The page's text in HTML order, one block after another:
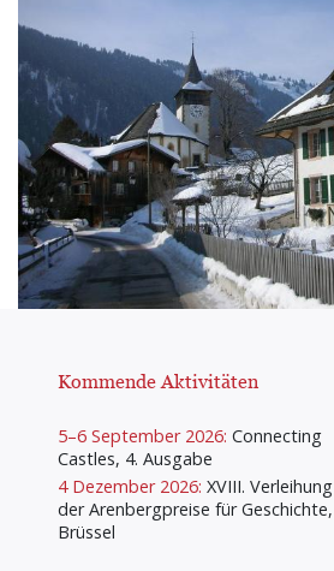
Kommende Aktivitäten
5–6 September 2026: Connecting
Castles, 4. Ausgabe
4 Dezember 2026: XVIII. Verleihung
der Arenbergpreise für Geschichte,
Brüssel